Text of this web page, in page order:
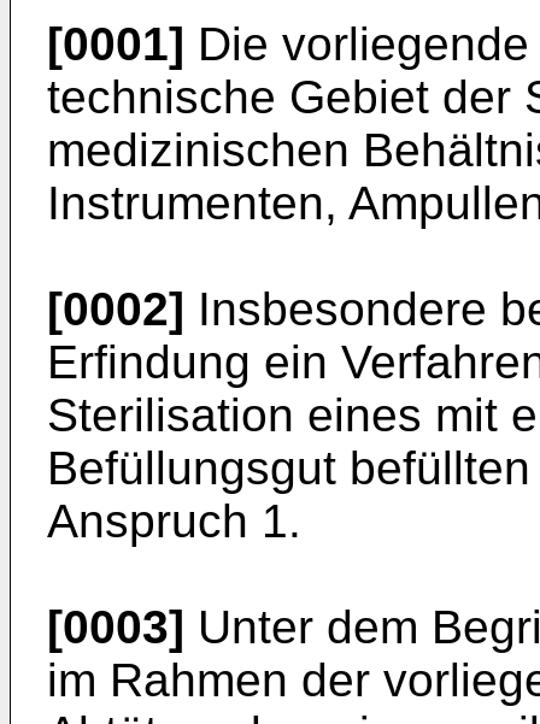
[0001] Die
technische Gebiet der
medizinischen
Instrumenten,
[0002] Insbesondere
Erfindung ein
Sterilisation eines mit
Befüllungsgut
Anspruch 1.
[0003] Unter dem
im Rahmen der